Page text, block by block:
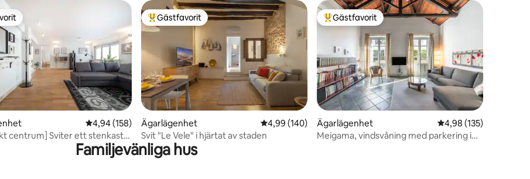
betyg, 122 omdömen4,94 av 5 i genomsnittligt betyg, 158 omdömen
4,94 (158)
centrum] Sviter ett stenkast
Populär gästfavorit
Gästfavorit
Ägarlägenhet 4,99 av 5 i genomsnittligt betyg, 140 omdömen
4,99 (140)
Svit "Le Vele" i hjärtat av staden
Populär gästfavorit
Gästfavorit
Ägarlägenhet 4,98 av 5 i
4,98 (135)
Meigama, vindsvåning med parkering i
Familjevänliga hus